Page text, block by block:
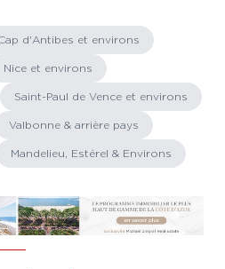
d'Antibes et environs
Nice et environs
Saint-Paul de Vence et environs
Valbonne & arrière pays
Mandelieu, Estérel & Environs